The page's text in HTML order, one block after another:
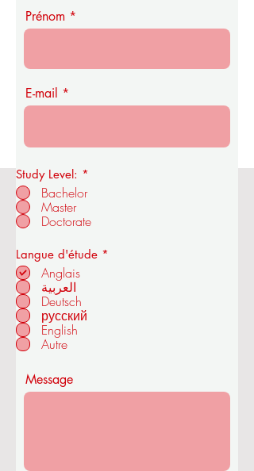
Académie royale d'économie et de
technologie de l'OUS
à ZÜRICH - SUISSE
Prénom
E-mail
Study Level: *
Bachelor
Master
Doctorate
Langue d'étude *
Anglais
العربية
Deutsch
русский
English
Autre
Message